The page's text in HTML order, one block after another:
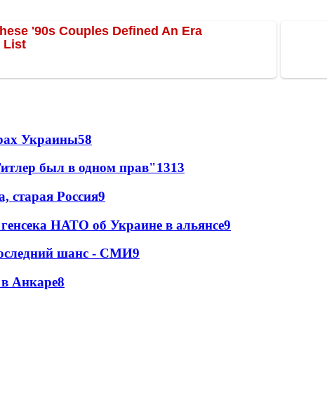
Украины58
был в одном прав"1313
старая Россия9
НАТО об Украине в альянсе9
шанс - СМИ9
в Анкаре8